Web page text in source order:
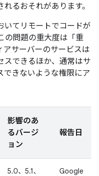
るおそれがあります。
いてリモートでコードが
の問題の重大度は「重
アサーバーのサービスは
スできるほか、通常はサ
できないような権限にア
影響のあ
るバージ
ョン
報告日
5.0、5.1、
Google